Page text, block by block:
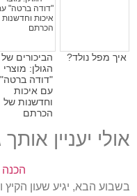
איך מפל נולד?
הביכורים של
הגולן: מוצרי
"דודה ברטה"
עם איכות
וחדשנות של
הכרתם
אולי יעניין
הכנה
בשבוע הבא, יגיע שעון